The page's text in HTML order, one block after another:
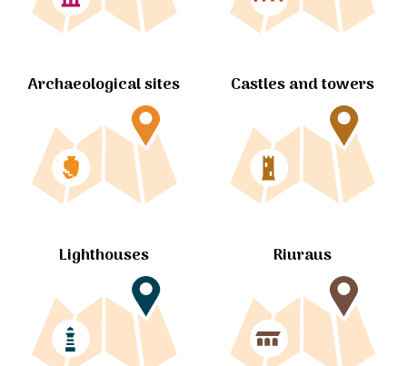
Archaeological sites Castles and towers
Lighthouses Riuraus